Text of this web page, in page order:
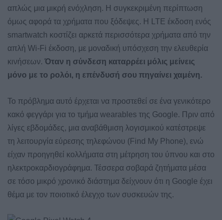
απλώς μια μικρή ενόχληση. Η συγκεκριμένη περίπτωση
όμως αφορά τα χρήματα που ξόδεψες. Η LTE έκδοση ενός
smartwatch κοστίζει αρκετά περισσότερα χρήματα από την
απλή Wi-Fi έκδοση, με μοναδική υπόσχεση την ελευθερία
κινήσεων. Όταν η σύνδεση καταρρέει μόλις μείνεις
μόνο με το ρολόι, η επένδυσή σου πηγαίνει χαμένη.
Το πρόβλημα αυτό έρχεται να προστεθεί σε ένα γενικότερο
κακό φεγγάρι για το τμήμα wearables της Google. Πριν από
λίγες εβδομάδες, μια αναβάθμιση λογισμικού κατέστρεψε
τη λειτουργία εύρεσης τηλεφώνου (Find My Phone), ενώ
είχαν προηγηθεί κολλήματα στη μέτρηση του ύπνου και στο
ηλεκτροκαρδιογράφημα. Τέσσερα σοβαρά ζητήματα μέσα
σε τόσο μικρό χρονικό διάστημα δείχνουν ότι η Google έχει
θέμα με τον ποιοτικό έλεγχο των συσκευών της.